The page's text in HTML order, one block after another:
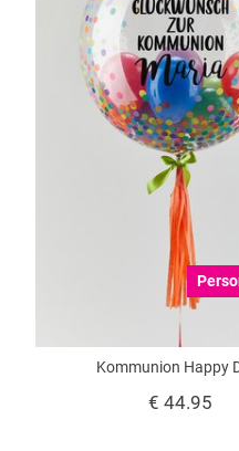
Kommunion Happy
€ 44.95